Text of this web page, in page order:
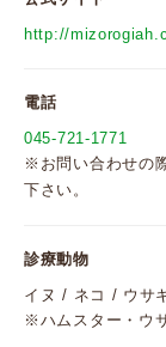
http://
電話
045-721-1771
※お問い合わせの
下さい。
診療動物
イヌ / ネコ / ウサ
※ハムスター・ウ